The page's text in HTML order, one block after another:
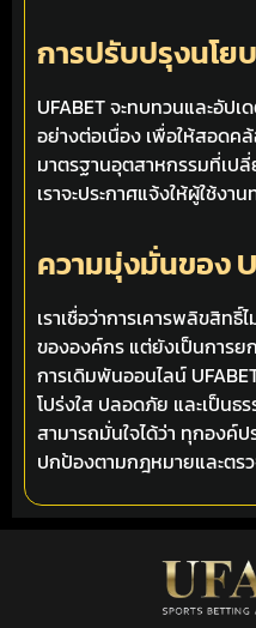
การปรับปรุงนโย
UFABET จะทบทวนและอัป
อย่างต่อเนื่อง เพื่อให้สอดค
มาตรฐานอุตสาหกรรมที่เป
เราจะประกาศแจ้งให้ผู้ใช้ง
ความมุ่งมั่นของ
เราเชื่อว่าการเคารพลิขสิท
ขององค์กร แต่ยังเป็นการย
การเดิมพันออนไลน์
โปร่งใส ปลอดภัย และเป็นธ
สามารถมั่นใจได้ว่า ทุกองค์
ปกป้องตามกฎหมายและตร